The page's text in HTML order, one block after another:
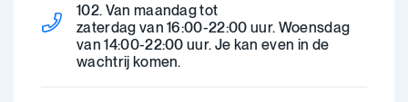
102. Van maandag tot
zaterdag van 16:00-22:00 uur. Woensdag
van 14:00-22:00 uur. Je kan even in de
wachtrij komen.